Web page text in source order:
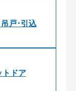
戸･引込
ドア